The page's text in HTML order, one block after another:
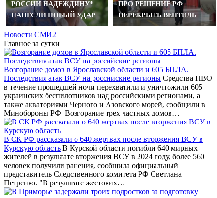
РОССИИ НАДЕЖДИНУ*
НАНЕСЛИ НОВЫЙ УДАР
ПРО РЕШЕНИЕ РФ
ПЕРЕКРЫТЬ ВЕНТИЛЬ
Новости СМИ2
Главное за сутки
Возгорание домов в Ярославской области и 605 БПЛА.
Последствия атак ВСУ на российские регионы Средства ПВО
в течение прошедшей ночи перехватили и уничтожили 605
украинских беспилотников над российскими регионами, а
также акваториями Черного и Азовского морей, сообщили в
Минобороны РФ. Возгорание трех частных домов…
В СК РФ рассказали о 640 жертвах после вторжения ВСУ в
Курскую область В Курской области погибли 640 мирных
жителей в результате вторжения ВСУ в 2024 году, более 560
человек получили ранения, сообщила официальный
представитель Следственного комитета РФ Светлана
Петренко. "В результате жестоких…